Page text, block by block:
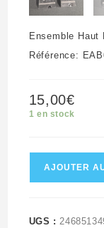
Ensemble Haut
Référence:
15,00€
1 en stock
quantité
de
Haut
AJOUTER
UGS :